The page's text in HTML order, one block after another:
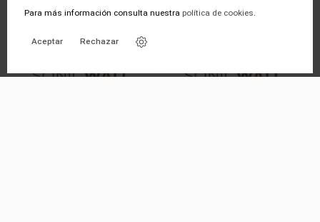
Para más información consulta nuestra política de cookies.
Aceptar Rechazar